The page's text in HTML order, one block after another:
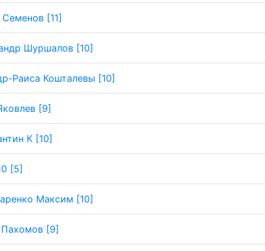
[11]
Шуршалов [10]
Раиса Кошталевы [10]
[9]
К [10]
[5]
Максим [10]
[9]